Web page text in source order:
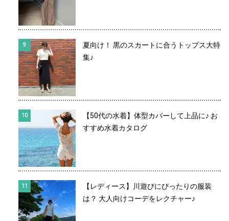
夏向け！ 黒のスカートに合うトップス大特
集♪
【50代の水着】体型カバーして上品に♪ お
すすめ水着カタログ
【レディース】川遊びにぴったりの服装
は？ 大人向けコーデをレクチャー♪